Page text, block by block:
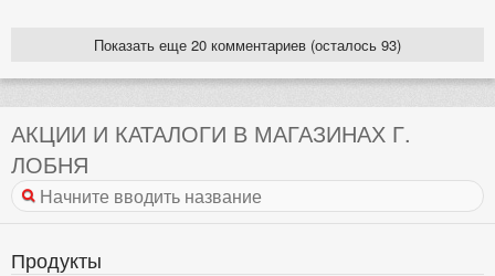
Показать еще 20 комментариев (осталось 93)
АКЦИИ И КАТАЛОГИ В МАГАЗИНАХ Г.
ЛОБНЯ
Продукты